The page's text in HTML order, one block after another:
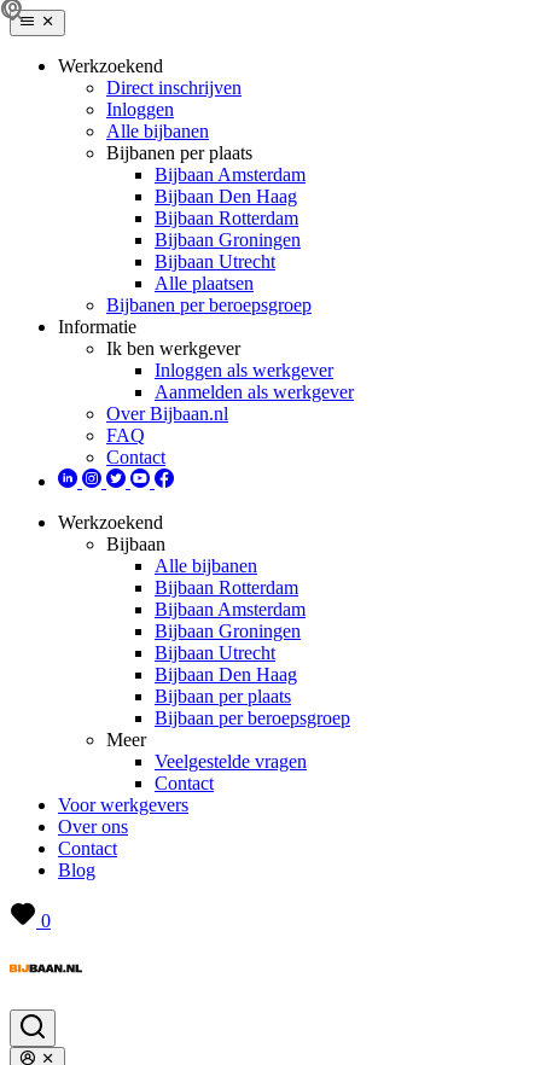
Werkzoekend
Direct inschrijven
Inloggen
Alle bijbanen
Bijbanen per plaats
Bijbaan Amsterdam
Bijbaan Den Haag
Bijbaan Rotterdam
Bijbaan Groningen
Bijbaan Utrecht
Alle plaatsen
Bijbanen per beroepsgroep
Informatie
Ik ben werkgever
Inloggen als werkgever
Aanmelden als werkgever
Over Bijbaan.nl
FAQ
Contact
Werkzoekend
Bijbaan
Alle bijbanen
Bijbaan Rotterdam
Bijbaan Amsterdam
Bijbaan Groningen
Bijbaan Utrecht
Bijbaan Den Haag
Bijbaan per plaats
Bijbaan per beroepsgroep
Meer
Veelgestelde vragen
Contact
Voor werkgevers
Over ons
Contact
Blog
0